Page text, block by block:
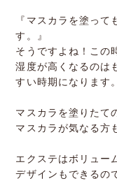
『マスカラを塗っ
す。』
そうですよね！この
湿度が高くなるのは
すい時期になります。
マスカラを塗りたて
マスカラが気なる方
エクステはボリュー
デザインもできるの